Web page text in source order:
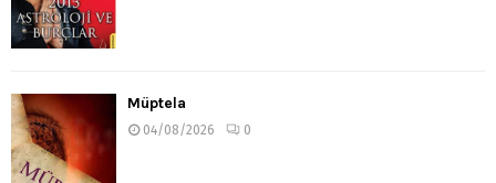
Müptela
04/08/2026 0